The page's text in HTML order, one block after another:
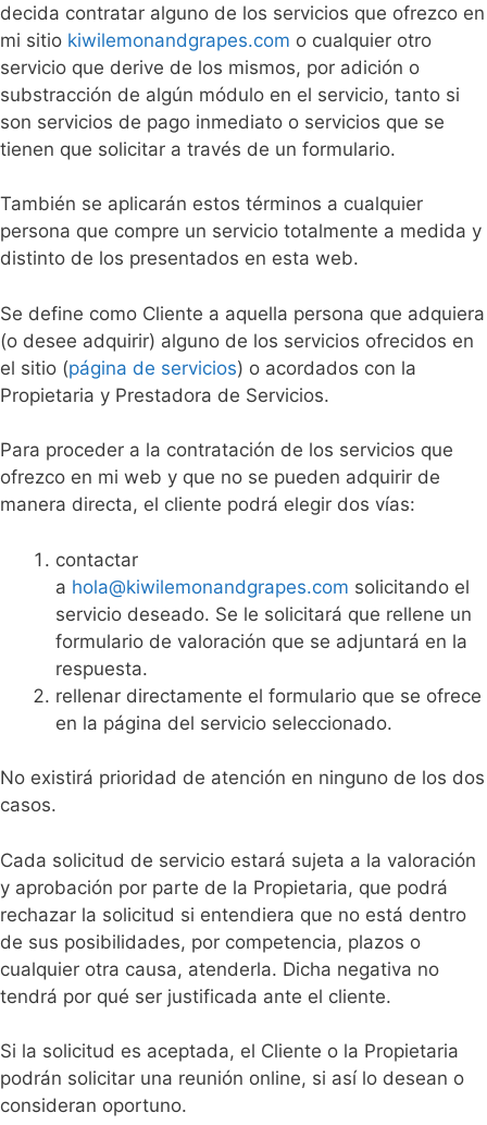
decida contratar alguno de los servicios que ofrezco en
mi sitio kiwilemonandgrapes.com o cualquier otro
servicio que derive de los mismos, por adición o
substracción de algún módulo en el servicio, tanto si
son servicios de pago inmediato o servicios que se
tienen que solicitar a través de un formulario.
También se aplicarán estos términos a cualquier
persona que compre un servicio totalmente a medida y
distinto de los presentados en esta web.
Se define como Cliente a aquella persona que adquiera
(o desee adquirir) alguno de los servicios ofrecidos en
el sitio (página de servicios) o acordados con la
Propietaria y Prestadora de Servicios.
Para proceder a la contratación de los servicios que
ofrezco en mi web y que no se pueden adquirir de
manera directa, el cliente podrá elegir dos vías:
contactar
a hola@kiwilemonandgrapes.com solicitando el
servicio deseado. Se le solicitará que rellene un
formulario de valoración que se adjuntará en la
respuesta.
rellenar directamente el formulario que se ofrece
en la página del servicio seleccionado.
No existirá prioridad de atención en ninguno de los dos
casos.
Cada solicitud de servicio estará sujeta a la valoración
y aprobación por parte de la Propietaria, que podrá
rechazar la solicitud si entendiera que no está dentro
de sus posibilidades, por competencia, plazos o
cualquier otra causa, atenderla. Dicha negativa no
tendrá por qué ser justificada ante el cliente.
Si la solicitud es aceptada, el Cliente o la Propietaria
podrán solicitar una reunión online, si así lo desean o
consideran oportuno.